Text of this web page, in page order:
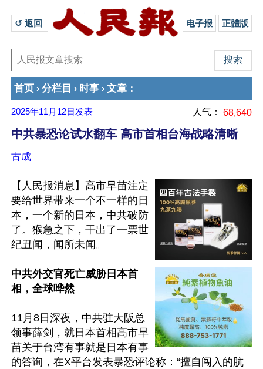
↺ 返回 电子报 正體版
首页 › 分栏目 › 时事 › 文章 ：
2025年11月12日 发表 人气： 68,640
中共暴恐论试水翻车 高市首相台海战略清晰
古成
【人民报消息】高市早苗注定
要给世界带来一个不一样的日
本，一个新的日本，中共破防
了。猴急之下，干出了一票世
纪丑闻，闻所未闻。
中共外交官死亡威胁日本首
相，全球哗然
11月8日深夜，中共驻大阪总
领事薛剑，就日本首相高市早
苗关于台湾有事就是日本有事
的答询，在X平台发表暴恐评论称：“擅自闯入的肮